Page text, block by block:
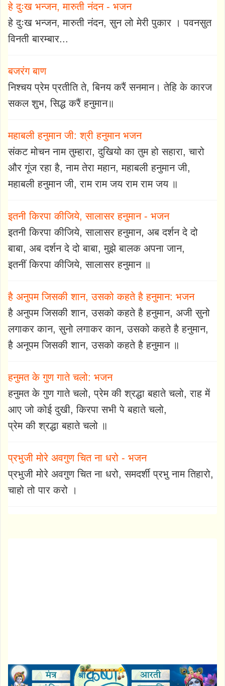
हे दुःख भन्जन, मारुती नंदन - भजन
हे दुःख भन्जन, मारुती नंदन, सुन लो मेरी पुकार । पवनसुत
विनती बारम्बार...
बजरंग बाण
निश्चय प्रेम प्रतीति ते, बिनय करैं सनमान। तेहि के कारज
सकल शुभ, सिद्ध करैं हनुमान॥
महाबली हनुमान जी: श्री हनुमान भजन
संकट मोचन नाम तुम्हारा, दुखियो का तुम हो सहारा, चारो
और गूंज रहा है, नाम तेरा महान, महाबली हनुमान जी,
महाबली हनुमान जी, राम राम जय राम राम जय ॥
इतनी किरपा कीजिये, सालासर हनुमान - भजन
इतनी किरपा कीजिये, सालासर हनुमान, अब दर्शन दे दो
बाबा, अब दर्शन दे दो बाबा, मुझे बालक अपना जान,
इतनीं किरपा कीजिये, सालासर हनुमान ॥
है अनुपम जिसकी शान, उसको कहते है हनुमान: भजन
है अनुपम जिसकी शान, उसको कहते है हनुमान, अजी सुनो
लगाकर कान, सुनो लगाकर कान, उसको कहते है हनुमान,
है अनूपम जिसकी शान, उसको कहते है हनुमान ॥
हनुमत के गुण गाते चलो: भजन
हनुमत के गुण गाते चलो, प्रेम की श्रद्धा बहाते चलो, राह में
आए जो कोई दुखी, किरपा सभी पे बहाते चलो,
प्रेम की श्रद्धा बहाते चलो ॥
प्रभुजी मोरे अवगुण चित ना धरो - भजन
प्रभुजी मोरे अवगुण चित ना धरो, समदर्शी प्रभु नाम तिहारो,
चाहो तो पार करो ।